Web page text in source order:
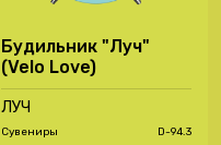
Будильник "Луч"
(Velo Love)
ЛУЧ
Сувениры D-94.3